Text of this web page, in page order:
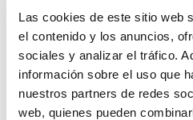
Las cookies de este sitio web
el contenido y los anuncios,
sociales y analizar el tráfico.
información sobre el uso que
nuestros partners de redes
web, quienes pueden
El
Hockey
29 mayo